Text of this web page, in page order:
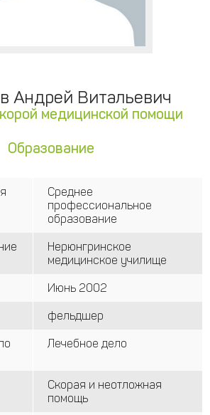
Андрей Витальевич
медицинской помощи
Образование
Среднее
профессиональное
образование
Нерюнгринское
медицинское училище
Июнь 2002
фельдшер
Лечебное дело
Скорая и неотложная
помощь